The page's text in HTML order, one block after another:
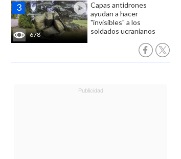
678
Capas antidrones
ayudan a hacer
"invisibles" a los
soldados ucranianos